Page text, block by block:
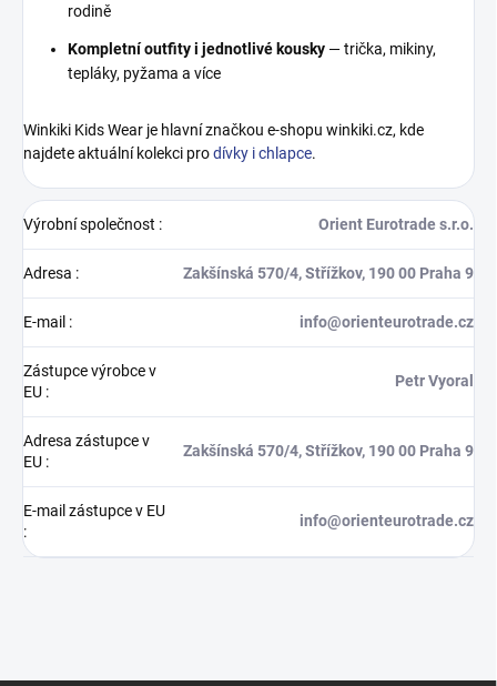
rodině
Kompletní outfity i jednotlivé kousky — trička, mikiny,
tepláky, pyžama a více
Winkiki Kids Wear je hlavní značkou e-shopu winkiki.cz, kde
najdete aktuální kolekci prodívky i chlapce.
Výrobní společnost : Orient Eurotrade s.r.o.
Adresa : Zakšínská 570/4, Střížkov, 190 00 Praha 9
E-mail : info@orienteurotrade.cz
Zástupce výrobce v
EU :
Petr Vyoral
Adresa zástupce v
EU :
Zakšínská 570/4, Střížkov, 190 00 Praha 9
E-mail zástupce v EU
:
info@orienteurotrade.cz